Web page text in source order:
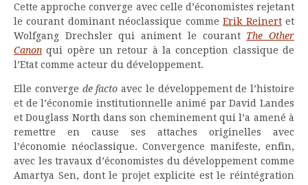
Cette approche converge avec celle d’économistes rejetant
le courant dominant néoclassique commeErik Reinertet
Wolfgang Drechsler qui animent le courant The Other
Canon qui opère un retour à la conception classique de
l’Etat comme acteur du développement.
Elle converge de facto avec le développement de l’histoire
et de l’économie institutionnelle animé par David Landes
et Douglass North dans son cheminement qui l’a amené à
remettre en cause ses attaches originelles avec
l’économie néoclassique. Convergence manifeste, enfin,
avec les travaux d’économistes du développement comme
Amartya Sen, dont le projet explicite est le réintégration